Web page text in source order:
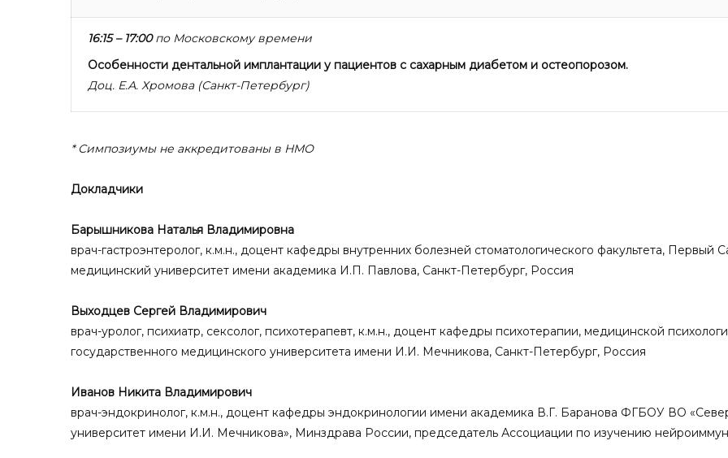
16:15 – 17:00по Московскому времени
Особенности дентальной имплантации у пациентов с сахарным диабетом и остеопорозом.
Доц. Е.А. Хромова (Санкт-Петербург)
* Симпозиумы не аккредитованы в НМО
Докладчики
Барышникова Наталья Владимировна
врач-гастроэнтеролог, к.м.н., доцент кафедры внутренних болезней стоматологического факультета, Первый
медицинский университет имени академика И.П. Павлова, Санкт-Петербург, Россия
Выходцев Сергей Владимирович
врач-уролог, психиатр, сексолог, психотерапевт, к.м.н., доцент кафедры психотерапии, медицинской
государственного медицинского университета имени И.И. Мечникова, Санкт-Петербург, Россия
Иванов Никита Владимирович
врач-эндокринолог, к.м.н., доцент кафедры эндокринологии имени академика В.Г. Баранова ФГБОУ ВО
университет имени И.И. Мечникова», Минздрава России, председатель Ассоциации по изучению